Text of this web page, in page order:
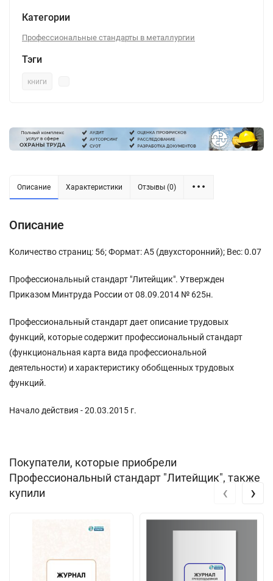
Категории
Профессиональные стандарты в металлургии
Тэги
книги
Описание Характеристики Отзывы (0)
Описание
Количество страниц: 56; Формат: А5 (двухсторонний); Вес: 0.07
Профессиональный стандарт "Литейщик". Утвержден
Приказом Минтруда России от 08.09.2014 № 625н.
Профессиональный стандарт дает описание трудовых
функций, которые содержит профессиональный стандарт
(функциональная карта вида профессиональной
деятельности) и характеристику обобщенных трудовых
функций.
Начало действия - 20.03.2015 г.
Покупатели, которые приобрели
Профессиональный стандарт "Литейщик", также
купили
‹ ›